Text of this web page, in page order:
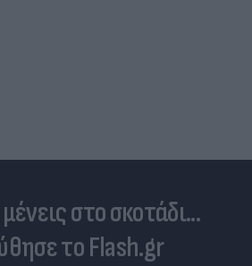
στο σκοτάδι...
το Flash.gr